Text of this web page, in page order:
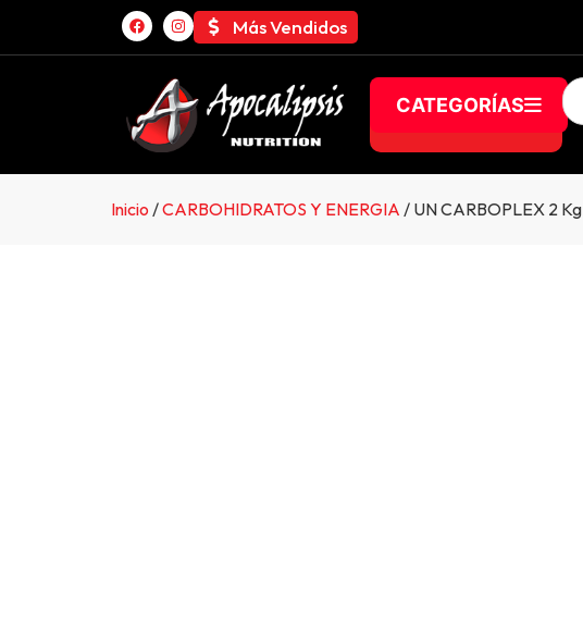
Más Vendidos
CATEGORÍAS
Inicio /CARBOHIDRATOS Y ENERGIA / UN CARBOPLEX 2 Kg